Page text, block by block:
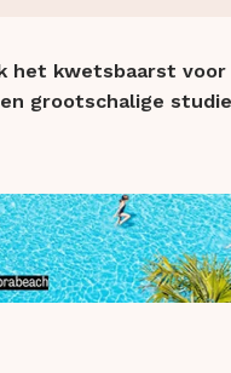
het kwetsbaarst voor
grootschalige